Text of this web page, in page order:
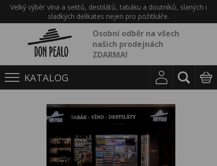
Velký výběr vína a sektů, destilátů, tabáku a doutníků, slaných i
sladkých delikates nejen pro požitkáře.
Osobní odběr na všech
našich prodejnách
ZDARMA!
KATALOG